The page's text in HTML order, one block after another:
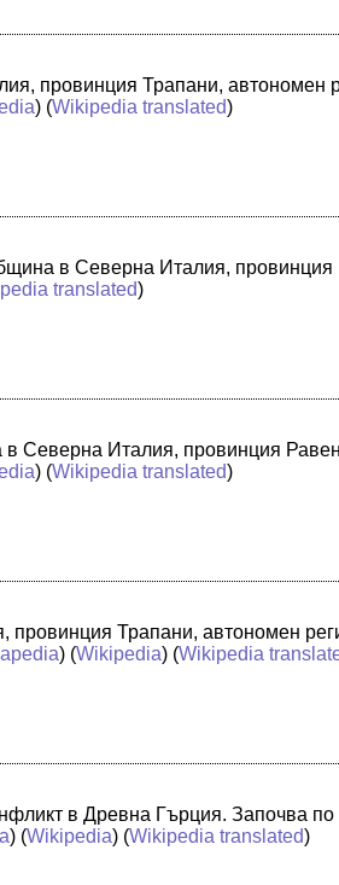
провинция Трапани, автономен
) (Wikipedia translated)
в Северна Италия,
translated)
в Северна Италия, провинция
) (Wikipedia translated)
Трапани, автономен
) (Wikipedia) (Wikipedia
в Древна Гърция. Започва по
) (Wikipedia) (Wikipedia translated)